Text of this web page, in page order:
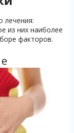
лечения:
из них наиболее
факторов.